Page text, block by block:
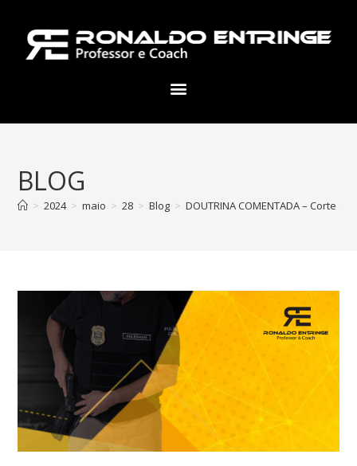
BLOG
> 2024 > maio > 28 > Blog > DOUTRINA COMENTADA – Corte